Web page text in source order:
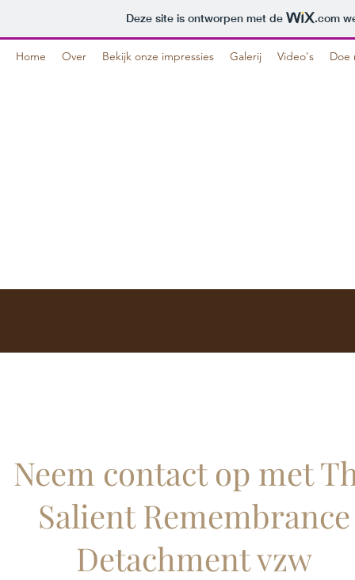
Deze site is ontworpen met de .com
Home Over Bekijk onze impressies Galerij Video's Doe
Neem contact op met
Salient Remembrance
Detachment vzw